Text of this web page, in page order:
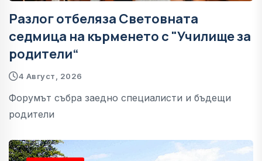
Разлог отбеляза Световната
седмица на кърменето с "Училище за
родители“
4 Август, 2026
Форумът събра заедно специалисти и бъдещи
родители